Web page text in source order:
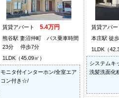
賃貸アパート 5.4万円
熊谷駅 妻沼仲町 バス乗車時間
23分 停歩7分
1LDK（45.09㎡）
モニタ付インターホン/全室エア
コン付き☆/
賃貸アパ
本庄駅 徒
1LDK（
システムキ
洗髪洗面化